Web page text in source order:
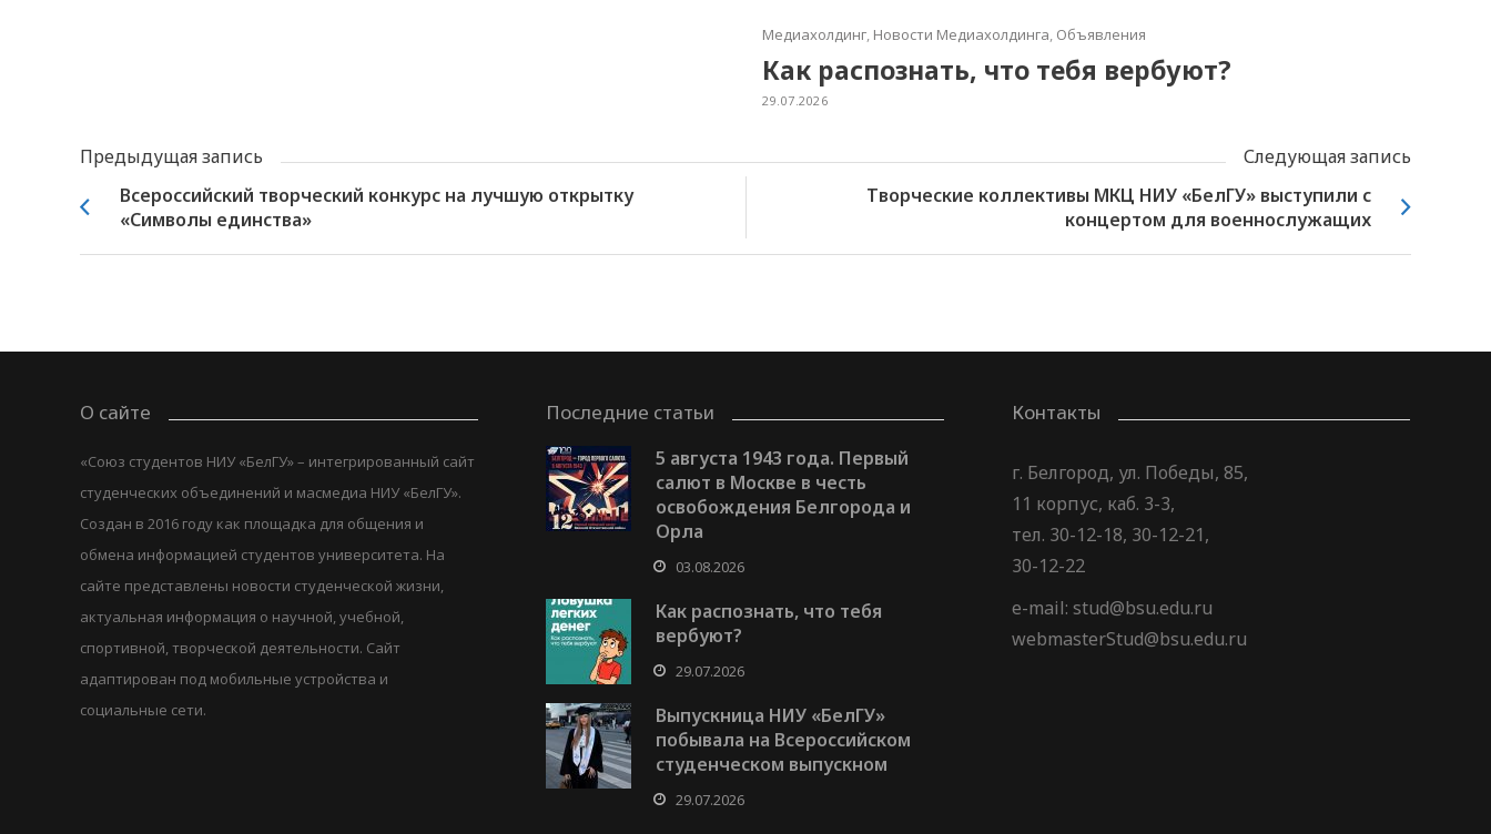
Медиахолдинг, Новости Медиахолдинга, Объявления
Как распознать, что тебя вербуют?
29.07.2026
Предыдущая запись
Следующая запись
Всероссийский творческий конкурс на лучшую открытку
«Символы единства»
Творческие коллективы МКЦ НИУ «БелГУ» выступили с
концертом для военнослужащих
О сайте
«Союз студентов НИУ «БелГУ» – интегрированный сайт
студенческих объединений и масмедиа НИУ «БелГУ».
Создан в 2016 году как площадка для общения и
обмена информацией студентов университета. На
сайте представлены новости студенческой жизни,
актуальная информация о научной, учебной,
спортивной, творческой деятельности. Сайт
адаптирован под мобильные устройства и
социальные сети.
Последние статьи
5 августа 1943 года. Первый
салют в Москве в честь
освобождения Белгорода и
Орла
03.08.2026
Как распознать, что тебя
вербуют?
29.07.2026
Выпускница НИУ «БелГУ»
побывала на Всероссийском
студенческом выпускном
29.07.2026
Контакты
г. Белгород, ул. Победы, 85,
11 корпус, каб. 3-3,
тел. 30-12-18, 30-12-21,
30-12-22
e-mail: stud@bsu.edu.ru
webmasterStud@bsu.edu.ru